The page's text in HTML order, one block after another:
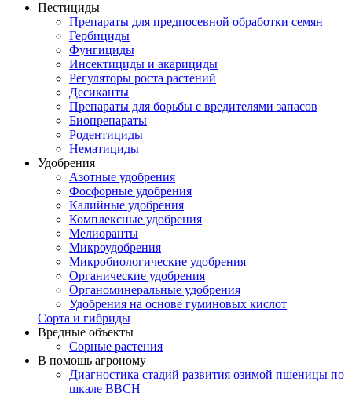
Пестициды
Препараты для предпосевной обработки семян
Гербициды
Фунгициды
Инсектициды и акарициды
Регуляторы роста растений
Десиканты
Препараты для борьбы с вредителями запасов
Биопрепараты
Родентициды
Нематициды
Удобрения
Азотные удобрения
Фосфорные удобрения
Калийные удобрения
Комплексные удобрения
Мелиоранты
Микроудобрения
Микробиологические удобрения
Органические удобрения
Органоминеральные удобрения
Удобрения на основе гуминовых кислот
Сорта и гибриды
Вредные объекты
Сорные растения
В помощь агроному
Диагностика стадий развития озимой пшеницы по
шкале ВВСН